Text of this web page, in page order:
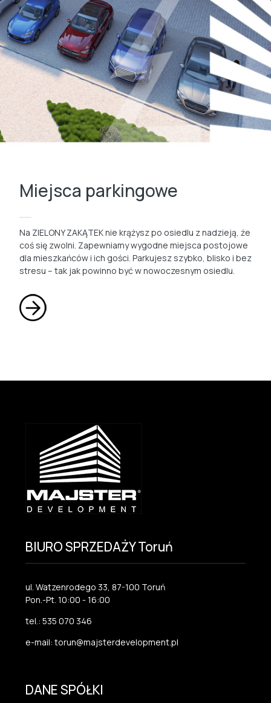
Miejsca parkingowe
Na ZIELONY ZAKĄTEK nie krążysz po osiedlu z nadzieją, że
coś się zwolni. Zapewniamy wygodne miejsca postojowe
dla mieszkańców i ich gości. Parkujesz szybko, blisko i bez
stresu – tak jak powinno być w nowoczesnym osiedlu.
BIURO SPRZEDAŻY Toruń
ul. Watzenrodego 33, 87-100 Toruń
Pon.-Pt. 10:00 - 16:00
tel.: 535 070 346
e-mail: torun@majsterdevelopment.pl
DANE SPÓŁKI